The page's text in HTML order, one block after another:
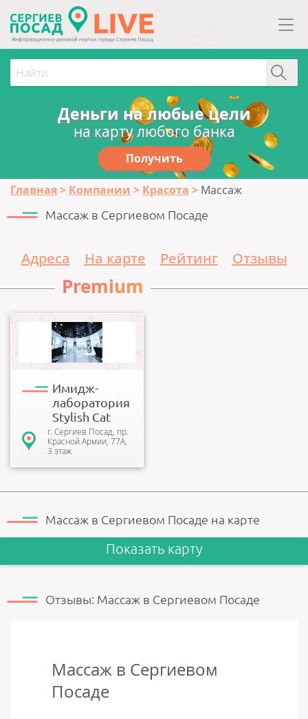
Деньги на любые цели
на карту любого банка
Получить
Главная Компании Красота Массаж
Массаж в Сергиевом Посаде
Адреса На карте Рейтинг Отзывы
Premium
«Всегда есть повод быть
красивой!» Это девиз
нашего салона, поэтому
мы, никогда не
останавливае...
Имидж-
лаборатория
Stylish Cat
г. Cергиев Посад, пр.
Красной Армии, 77А,
3 этаж
Массаж в Сергиевом Посаде на карте
Показать карту
Отзывы: Массаж в Сергиевом Посаде
Массаж в Сергиевом
Посаде